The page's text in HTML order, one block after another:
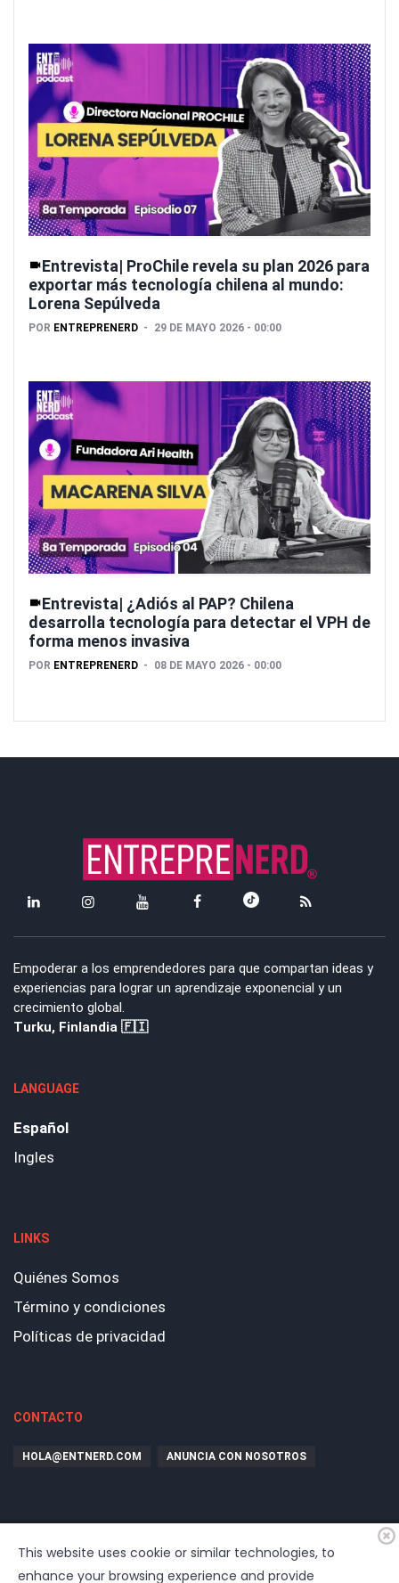
Entrevista| ProChile revela su plan 2026 para
exportar más tecnología chilena al mundo:
Lorena Sepúlveda
POR ENTREPRENERD 29 DE MAYO 2026 - 00:00
Entrevista| ¿Adiós al PAP? Chilena
desarrolla tecnología para detectar el VPH de
forma menos invasiva
POR ENTREPRENERD 08 DE MAYO 2026 - 00:00
Empoderar a los emprendedores para que compartan ideas y
experiencias para lograr un aprendizaje exponencial y un
crecimiento global.
Turku, Finlandia 🇫🇮
LANGUAGE
Español
Ingles
LINKS
Quiénes Somos
Término y condiciones
Políticas de privacidad
CONTACTO
HOLA@ENTNERD.COM ANUNCIA CON NOSOTROS
This website uses cookie or similar technologies, to
enhance your browsing experience and provide